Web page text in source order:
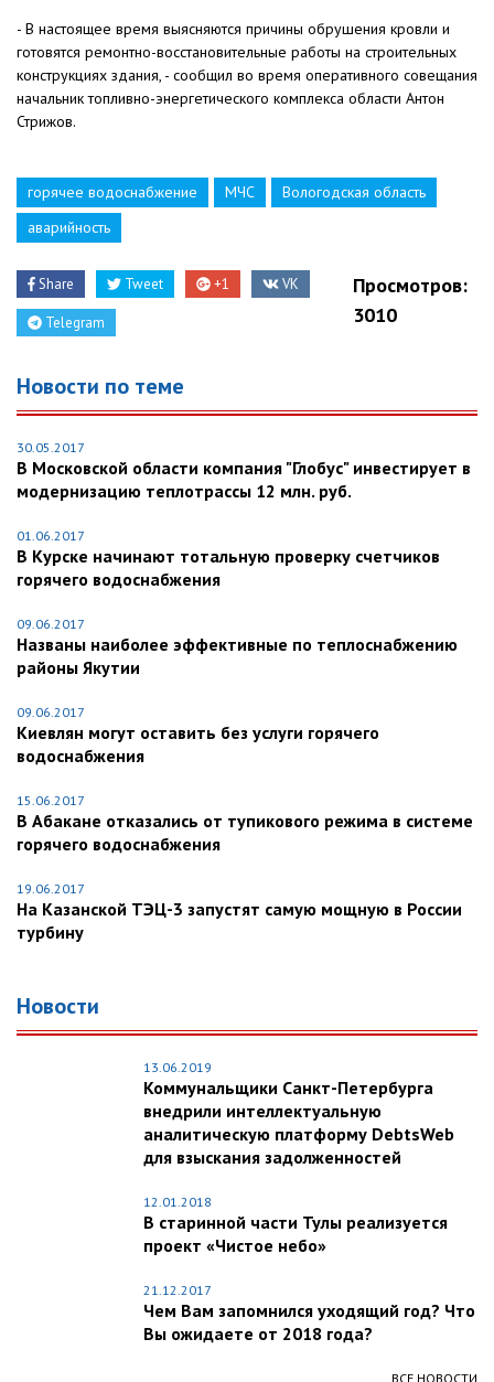
- В настоящее время выясняются причины обрушения кровли и
готовятся ремонтно-восстановительные работы на строительных
конструкциях здания, - сообщил во время оперативного совещания
начальник топливно-энергетического комплекса области Антон
Стрижов.
горячее водоснабжение МЧС
Вологодская область
аварийность
Share Tweet +1 VK
Telegram
Просмотров:
3010
Новости по теме
30.05.2017
В Московской области компания "Глобус" инвестирует в
модернизацию теплотрассы 12 млн. руб.
01.06.2017
В Курске начинают тотальную проверку счетчиков
горячего водоснабжения
09.06.2017
Названы наиболее эффективные по теплоснабжению
районы Якутии
09.06.2017
Киевлян могут оставить без услуги горячего
водоснабжения
15.06.2017
В Абакане отказались от тупикового режима в системе
горячего водоснабжения
19.06.2017
На Казанской ТЭЦ-3 запустят самую мощную в России
турбину
Новости
13.06.2019
Коммунальщики Санкт-Петербурга
внедрили интеллектуальную
аналитическую платформу DebtsWeb
для взыскания задолженностей
12.01.2018
В старинной части Тулы реализуется
проект «Чистое небо»
21.12.2017
Чем Вам запомнился уходящий год? Что
Вы ожидаете от 2018 года?
ВСЕ НОВОСТИ